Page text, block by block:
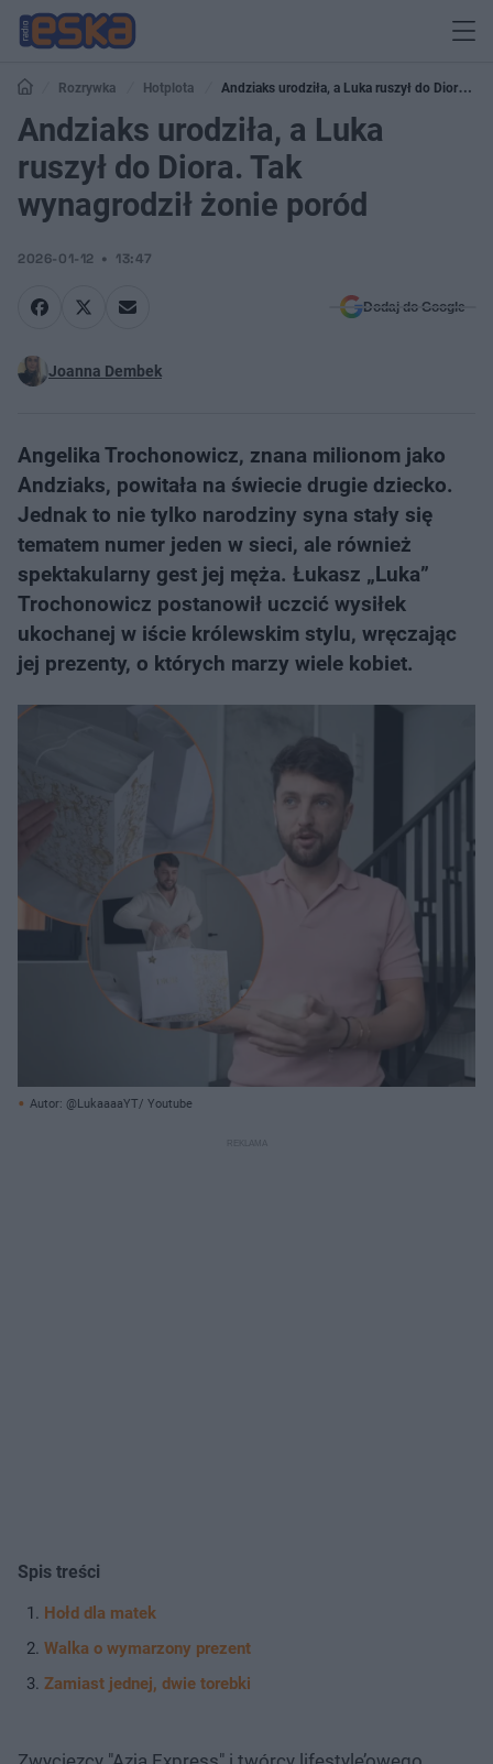
Rozrywka Hotplota
Andziaks urodziła, a Luka ruszył do Diora.
Tak wynagrodził żonie poród
Andziaks urodziła, a Luka
ruszył do Diora. Tak
wynagrodził żonie poród
2026-01-12 13:47
Dodaj do Google
Joanna Dembek
Angelika Trochonowicz, znana milionom jako
Andziaks, powitała na świecie drugie dziecko.
Jednak to nie tylko narodziny syna stały się
tematem numer jeden w sieci, ale również
spektakularny gest jej męża. Łukasz „Luka”
Trochonowicz postanowił uczcić wysiłek
ukochanej w iście królewskim stylu, wręczając
jej prezenty, o których marzy wiele kobiet.
Autor: @LukaaaaYT/ Youtube
Spis treści
Hołd dla matek
Walka o wymarzony prezent
Zamiast jednej, dwie torebki